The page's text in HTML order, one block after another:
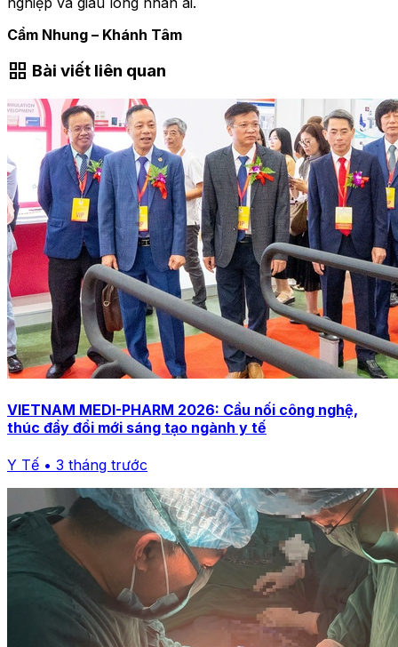
Cẩm Nhung – Khánh Tâm
grid_view Bài viết liên quan
VIETNAM MEDI-PHARM 2026: Cầu nối công nghệ,
thúc đẩy đổi mới sáng tạo ngành y tế
Y Tế • 3 tháng trước